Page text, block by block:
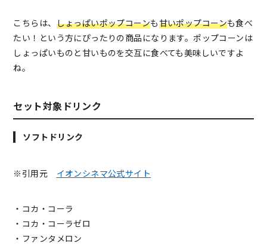
こちらは、 しょっぱいポップコーンも甘いポップコーンも食べ
たい！という方にぴったりの商品になります。ポップコーンは
しょっぱいものと甘いものを交互に食べても美味しいですよ
ね。
セット対象ドリンク
ソフトドリンク
※引用元 イオンシネマ公式サイト
・コカ・コーラ
・コカ・コーラゼロ
・ファンタメロン